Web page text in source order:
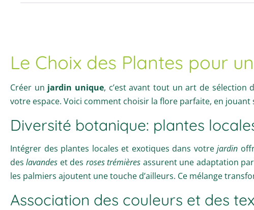
Le Choix des Plantes pour
Créer un jardin unique, c’est avant tout un art de sélection
votre espace. Voici comment choisir la flore parfaite, en
Diversité botanique: plantes
Intégrer des plantes locales et exotiques dans votre jardin
deslavandes et des roses trémières assurent une adaptation
les palmiers ajoutent une touche d’ailleurs. Ce mélange
Association des couleurs et des